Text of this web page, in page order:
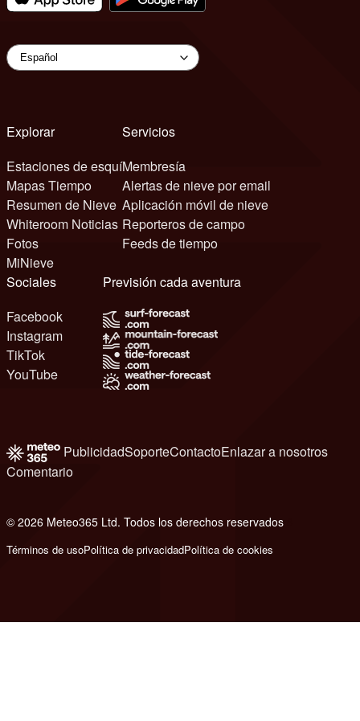
Explorar
Estaciones de esquí
Mapas Tiempo
Resumen de Nieve
Whiteroom Noticias
Fotos
MiNieve
Servicios
Membresía
Alertas de nieve por email
Aplicación móvil de nieve
Reporteros de campo
Feeds de tiempo
Sociales
Facebook
Instagram
TikTok
YouTube
Previsión cada aventura
PublicidadSoporteContactoEnlazar a nosotros
Comentario
© 2026 Meteo365 Ltd. Todos los derechos reservados
Términos de usoPolítica de privacidadPolítica de cookies